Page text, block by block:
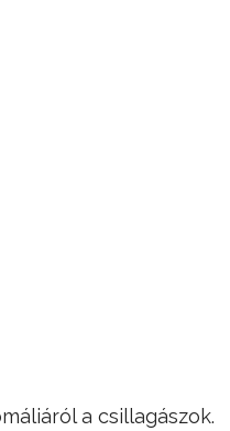
a csillagászok.